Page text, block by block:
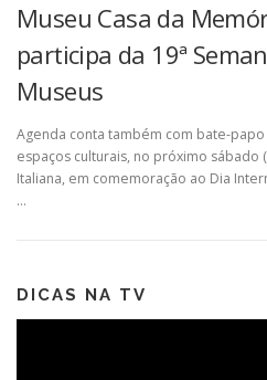
Museu Casa da
participa da 19ª
Museus
Agenda conta também com bate-
espaços culturais, no próximo sábado
Italiana, em comemoração ao Dia
…
DICAS NA TV